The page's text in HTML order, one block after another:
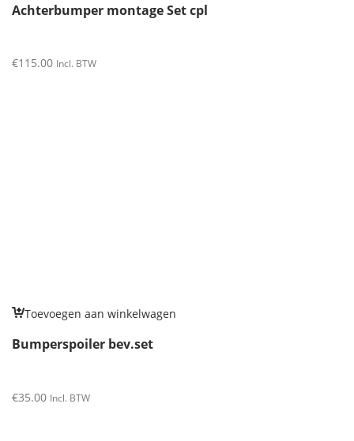
Achterbumper montage Set cpl
€115.00 Incl. BTW
Toevoegen aan winkelwagen
Bumperspoiler bev.set
€35.00 Incl. BTW